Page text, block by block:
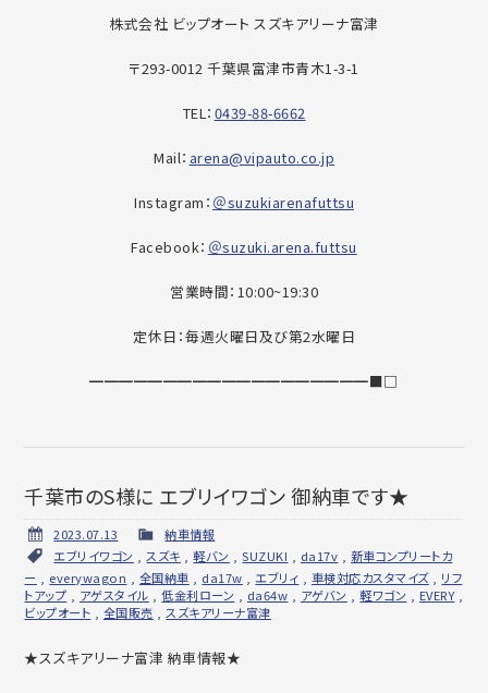
株式会社 ビップオート スズキアリーナ富津
〒293-0012 千葉県富津市青木1-3-1
TEL： 0439-88-6662
Mail： arena@vipauto.co.jp
Instagram： ＠suzukiarenafuttsu
Facebook： ＠suzuki.arena.futtsu
営業時間：10:00~19:30
定休日：毎週火曜日及び第2水曜日
━━━━━━━━━━━━━━━━━━━■□
千葉市のS様に エブリイワゴン 御納車です★
2023.07.13
納車情報
エブリイワゴン ,スズキ ,軽バン ,SUZUKI , da17v , 新車コンプリートカ
ー , everywagon , 全国納車 , da17w , エブリィ , 車検対応カスタマイズ, リフ
トアップ , アゲスタイル ,低金利ローン , da64w , アゲバン ,軽ワゴン , EVERY,
ビップオート , 全国販売 ,スズキアリーナ富津
★スズキアリーナ富津 納車情報★